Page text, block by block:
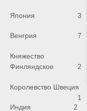
Япония 3
Венгрия 7
Княжество
Финляндское
2
Королевство Швеция
1
Индия
2